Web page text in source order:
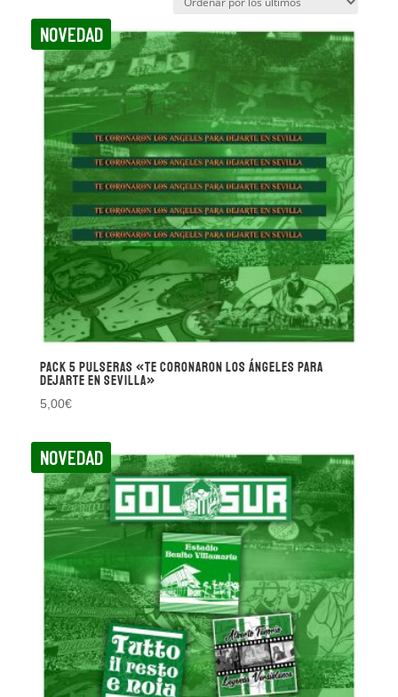
los
últimos
NOVEDAD
Pack 5 pulseras «TE CORONARON LOS ÁNGELES PARA
DEJARTE EN SEVILLA»
5,00€
NOVEDAD